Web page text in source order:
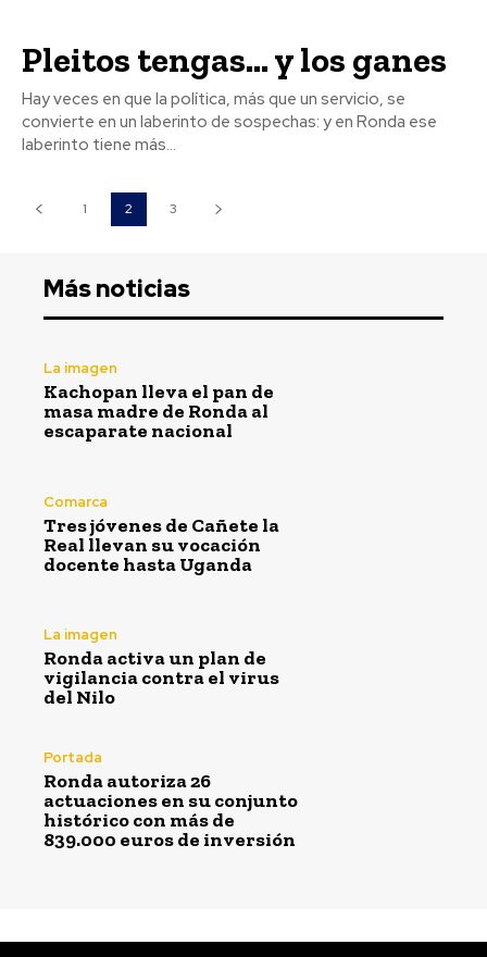
Pleitos tengas… y los ganes
Hay veces en que la política, más que un servicio, se
convierte en un laberinto de sospechas: y en Ronda ese
laberinto tiene más...
1 2 3
Más noticias
La imagen
Kachopan lleva el pan de
masa madre de Ronda al
escaparate nacional
Comarca
Tres jóvenes de Cañete la
Real llevan su vocación
docente hasta Uganda
La imagen
Ronda activa un plan de
vigilancia contra el virus
del Nilo
Portada
Ronda autoriza 26
actuaciones en su conjunto
histórico con más de
839.000 euros de inversión